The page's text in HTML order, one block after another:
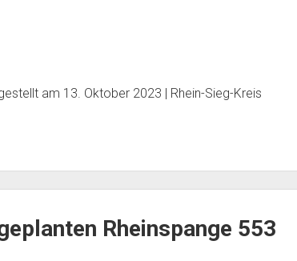
am 13. Oktober 2023 | Rhein-Sieg-Kreis
Rheinspange 553